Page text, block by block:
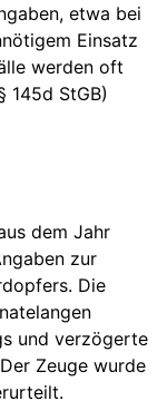
etwa bei
Einsatz
werden oft
145d StGB)
dem Jahr
zur
Die
und verzögerte
Zeuge wurde